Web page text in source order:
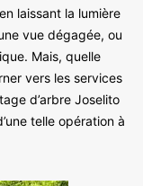
laissant la lumière
vue dégagée, ou
Mais, quelle
vers les services
d’arbre Joselito
telle opération à